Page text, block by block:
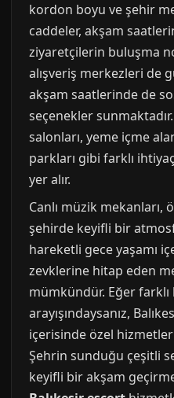
kordon boyu ve şehir
caddeler, akşam
ziyaretçilerin buluşma
alışveriş merkezleri de
akşam saatlerinde de
seçenekler
salonları, yeme içme
parkları gibi farklı
yer alır.
Canlı müzik mekanları,
şehirde keyifli bir
hareketli gece yaşamı
zevklerine hitap eden
mümkündür. Eğer
arayışındaysanız,
içerisinde özel
Şehrin sunduğu çeşitli
keyifli bir akşam